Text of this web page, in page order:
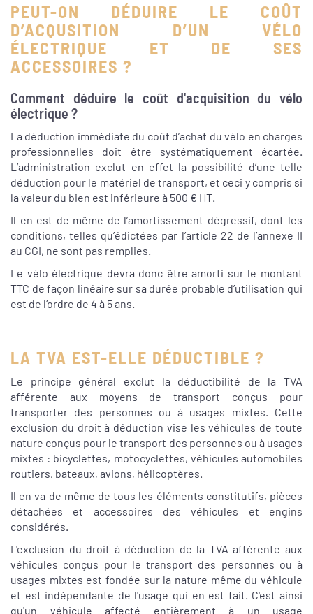
PEUT-ON DÉDUIRE LE COÛT
D’ACQUSITION D’UN VÉLO
ÉLECTRIQUE ET DE SES
ACCESSOIRES ?
Comment déduire le coût d'acquisition du vélo
électrique ?
La déduction immédiate du coût d’achat du vélo en charges
professionnelles doit être systématiquement écartée.
L’administration exclut en effet la possibilité d’une telle
déduction pour le matériel de transport, et ceci y compris si
la valeur du bien est inférieure à 500 € HT.
Il en est de même de l’amortissement dégressif, dont les
conditions, telles qu’édictées par l’article 22 de l’annexe II
au CGI, ne sont pas remplies.
Le vélo électrique devra donc être amorti sur le montant
TTC de façon linéaire sur sa durée probable d’utilisation qui
est de l’ordre de 4 à 5 ans.
LA TVA EST-ELLE DÉDUCTIBLE ?
Le principe général exclut la déductibilité de la TVA
afférente aux moyens de transport conçus pour
transporter des personnes ou à usages mixtes. Cette
exclusion du droit à déduction vise les véhicules de toute
nature conçus pour le transport des personnes ou à usages
mixtes : bicyclettes, motocyclettes, véhicules automobiles
routiers, bateaux, avions, hélicoptères.
Il en va de même de tous les éléments constitutifs, pièces
détachées et accessoires des véhicules et engins
considérés.
L'exclusion du droit à déduction de la TVA afférente aux
véhicules conçus pour le transport des personnes ou à
usages mixtes est fondée sur la nature même du véhicule
et est indépendante de l'usage qui en est fait. C'est ainsi
qu'un véhicule affecté entièrement à un usage